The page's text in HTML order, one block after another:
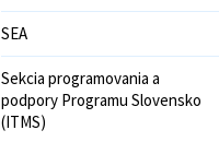
SEA
Sekcia programovania a
podpory Programu Slovensko
(ITMS)